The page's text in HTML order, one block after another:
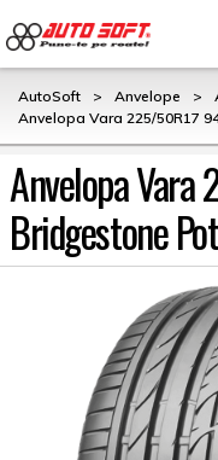
AutoSoft > Anvelope >
Anvelopa Vara 225/50R17
Anvelopa
Bridgestone